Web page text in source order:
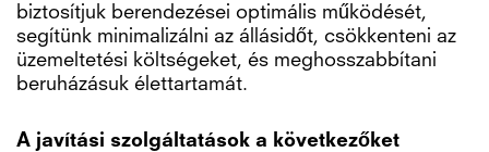
biztosítjuk berendezései optimális működését,
segítünk minimalizálni az állásidőt, csökkenteni az
üzemeltetési költségeket, és meghosszabbítani
beruházásuk élettartamát.
A javítási szolgáltatások a következőket